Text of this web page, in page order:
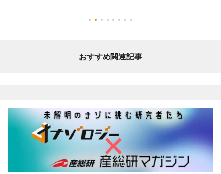
おすすめ関連記事